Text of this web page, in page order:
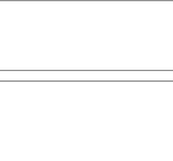
beschikbaar